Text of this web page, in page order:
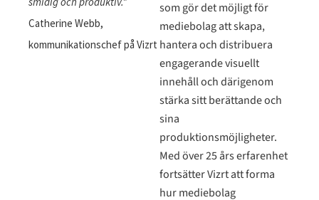
som gör det möjligt för
mediebolag att skapa,
hantera och distribuera
engagerande visuellt
innehåll och därigenom
stärka sitt berättande och
sina
produktionsmöjligheter.
Med över 25 års erfarenhet
fortsätter Vizrt att forma
hur mediebolag
Catherine Webb,
kommunikationschef på Vizrt